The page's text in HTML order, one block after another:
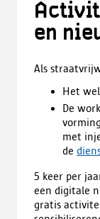
en
Als
Het
De
met
de
5 keer per
een digitale
gratis